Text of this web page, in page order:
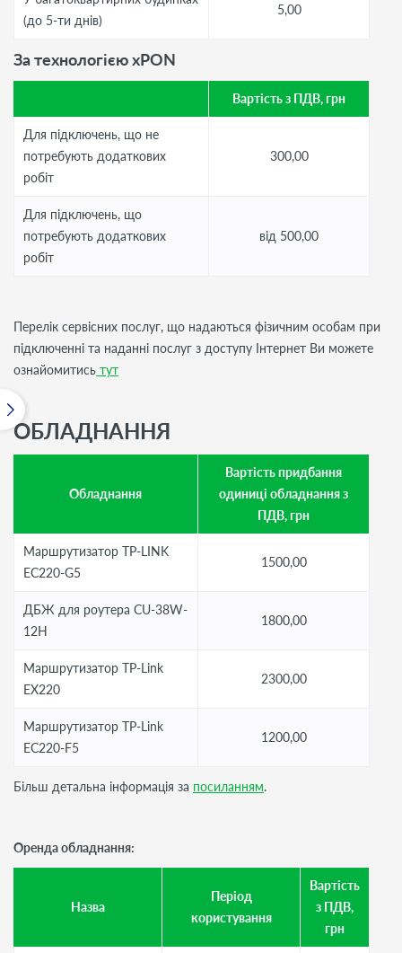
(до 5-ти днів)
5,00
За технологією xPON
Вартість з ПДВ, грн
Для підключень, що не
потребують додаткових
робіт
300,00
Для підключень, що
потребують додаткових
робіт
від 500,00
Перелік сервісних послуг, що надаються фізичним особам при
підключенні та наданні послуг з доступу Інтернет Ви можете
ознайомитись тут
ОБЛАДНАННЯ
Обладнання
Вартість придбання
одиниці обладнання з
ПДВ, грн
Маршрутизатор TP-LINK
EC220-G5
1500,00
ДБЖ для роутера CU-38W-
12H
1800,00
Маршрутизатор TP-Link
EX220
2300,00
Маршрутизатор TP-Link
EC220-F5
1200,00
Більш детальна інформація за посиланням.
Оренда обладнання:
Назва
Період
користування
Вартість
з ПДВ,
грн